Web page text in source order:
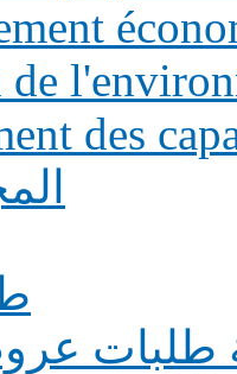
de
des
طلبات